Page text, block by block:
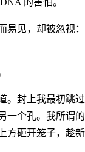
易见，却被忽视
。封上我最初跳
一个孔。我所谓
砸开笼子，趁